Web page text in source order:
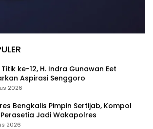
Titik ke-12, H. Indra Gunawan Eet
Aspirasi Senggoro
2026
Bengkalis Pimpin Sertijab, Kompol
Jadi Wakapolres
2026